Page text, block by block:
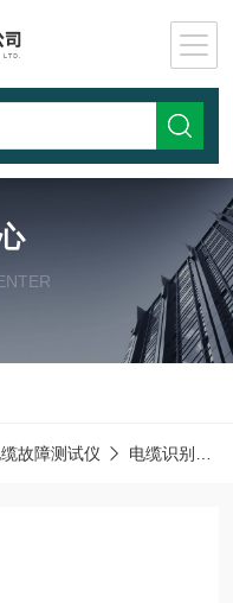
故障测试仪 电缆识别仪